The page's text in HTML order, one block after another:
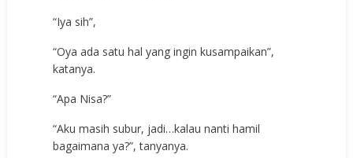
“Iya sih”,
“Oya ada satu hal yang ingin kusampaikan”,
katanya.
“Apa Nisa?”
“Aku masih subur, jadi…kalau nanti hamil
bagaimana ya?”, tanyanya.